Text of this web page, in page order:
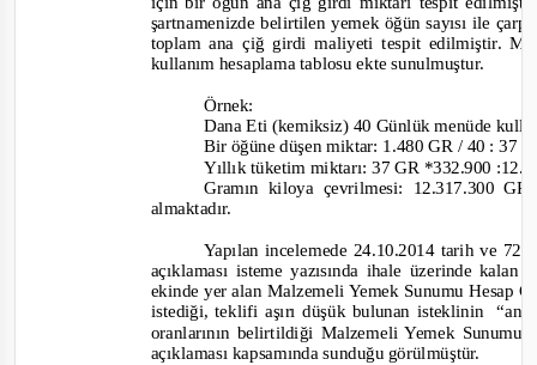
şartnamenizde belirtilen yemek öğün sayısı ile
toplam ana çiğ girdi maliyeti tespit edilmiştir.
kullanım hesaplama tablosu ekte sunulmuştur.
Örnek:
Dana Eti (kemiksiz) 40 Günlük menüde
Bir öğüne düşen miktar: 1.480 GR / 40 : 37
Yıllık tüketim miktarı: 37 GR *332.900
Gramın kiloya çevrilmesi: 12.317.300
almaktadır.
Yapılan incelemede 24.10.2014 tarih ve
açıklaması isteme yazısında ihale üzerinde
ekinde yer alan Malzemeli Yemek Sunumu Hesap
istediği, teklifi aşırı düşük bulunan isteklinin
oranlarının belirtildiği Malzemeli Yemek Sunumu
açıklaması kapsamında sunduğu görülmüştür.